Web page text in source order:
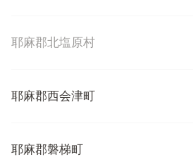
耶麻郡北塩原村
耶麻郡西会津町
耶麻郡磐梯町